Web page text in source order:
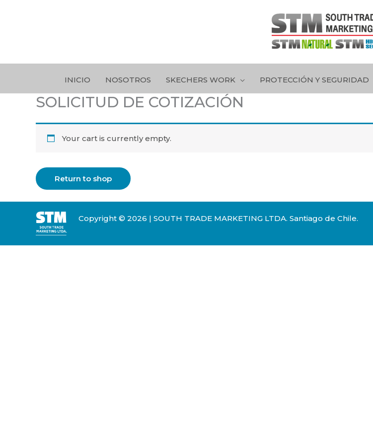
INICIO NOSOTROS SKECHERS WORK PROTECCIÓN Y SEGURIDAD
SOLICITUD DE COTIZACIÓN
Your cart is currently empty.
Return to shop
Copyright © 2026 | SOUTH TRADE MARKETING LTDA. Santiago de Chile.